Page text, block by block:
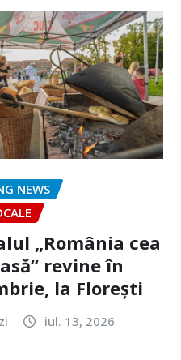
NEWS
„România cea
revine în
la Florești
iul. 13, 2026